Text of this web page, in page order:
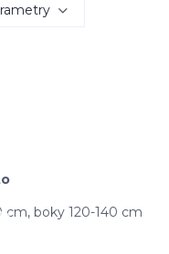
cm, boky 120-140 cm